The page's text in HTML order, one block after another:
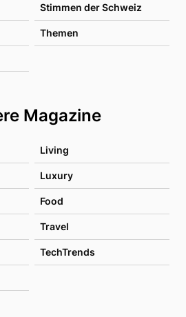
Stimmen der Schweiz
Themen
Magazine
Living
Luxury
Food
Travel
TechTrends